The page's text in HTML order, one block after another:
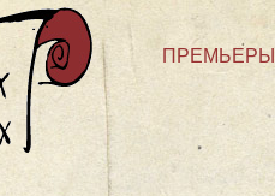
ПРЕМЬЕРЫ